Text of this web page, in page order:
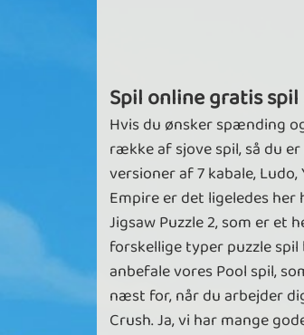
Spil online gratis
Hvis du ønsker spænding
række af sjove spil, så du
versioner af 7 kabale,
Empire er det ligeledes
Jigsaw Puzzle 2, som er et
forskellige typer puzzle
anbefale vores Pool spil,
næst for, når du arbejder
Crush. Ja, vi har mange